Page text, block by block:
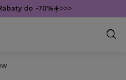
do -70%☀️>>>